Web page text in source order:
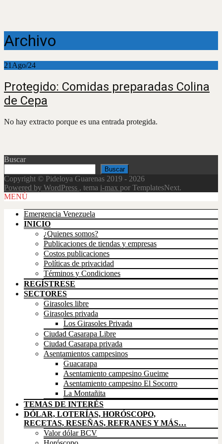
Archivo
21 Ago/24
Protegido: Comidas preparadas Colina
de Cepa
No hay extracto porque es una entrada protegida.
Buscar
Buscar
Copyright © Pideloya Guarenas 2019 - 2026
Powered by WordPress , tema i-max por TemplatesNext.
Scroll
MENÚ
Emergencia Venezuela
INICIO
¿Quienes somos?
Publicaciones de tiendas y empresas
Costos publicaciones
Políticas de privacidad
Términos y Condiciones
REGÍSTRESE
SECTORES
Girasoles libre
Girasoles privada
Los Girasoles Privada
Ciudad Casarapa Libre
Ciudad Casarapa privada
Asentamientos campesinos
Guacarapa
Asentamiento campesino Gueime
Asentamiento campesino El Socorro
La Montañita
TEMAS DE INTERÉS
DÓLAR, LOTERÍAS, HORÓSCOPO,
RECETAS, RESEÑAS, REFRANES Y MÁS…
Valor dólar BCV